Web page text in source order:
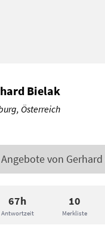
67h
Antwortzeit
10
Merkliste
Bielak
Österreich
von Gerhard